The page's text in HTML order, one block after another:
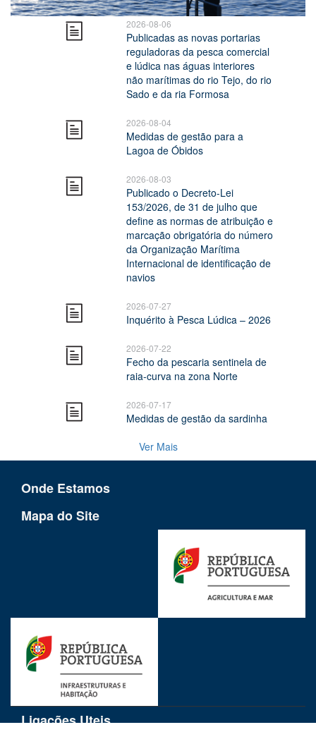
2026-08-06
Publicadas as novas portarias
reguladoras da pesca comercial
e lúdica nas águas interiores
não marítimas do rio Tejo, do rio
Sado e da ria Formosa
2026-08-04
Medidas de gestão para a
Lagoa de Óbidos
2026-08-03
Publicado o Decreto-Lei
153/2026, de 31 de julho que
define as normas de atribuição e
marcação obrigatória do número
da Organização Marítima
Internacional de identificação de
navios
2026-07-27
Inquérito à Pesca Lúdica – 2026
2026-07-22
Fecho da pescaria sentinela de
raia-curva na zona Norte
2026-07-17
Medidas de gestão da sardinha
Ver Mais
Onde Estamos
Mapa do Site
Ligações Uteis